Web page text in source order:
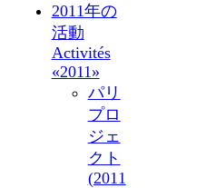
2011年の
活動
Activités
«2011»
パリ
プロ
ジェ
クト
(2011